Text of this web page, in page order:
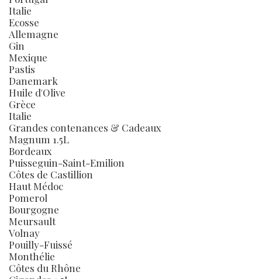
Italie
Ecosse
Allemagne
Gin
Mexique
Pastis
Danemark
Huile d'Olive
Grèce
Italie
Grandes contenances & Cadeaux
Magnum 1.5L
Bordeaux
Puisseguin-Saint-Emilion
Côtes de Castillion
Haut Médoc
Pomerol
Bourgogne
Meursault
Volnay
Pouilly-Fuissé
Monthélie
Côtes du Rhône